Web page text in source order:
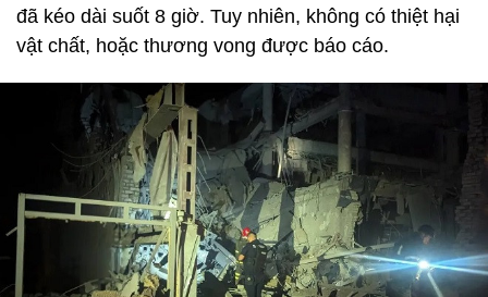
đã kéo dài suốt 8 giờ. Tuy nhiên, không có thiệt hại
vật chất, hoặc thương vong được báo cáo.